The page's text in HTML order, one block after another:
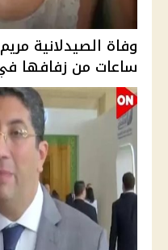
وفاة الصيدلانية
ساعات من زفافها